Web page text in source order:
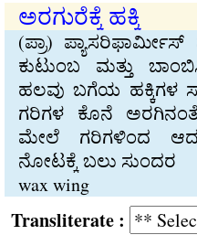
ಅರಗುರೆಕ್ಕೆ ಹಕ್ಕಿ
(ಪ್ರಾ)
ಕುಟುಂಬ ಮತ್ತು
ಹಲವು ಬಗೆಯ ಹಕ್ಕಿಗಳ
ಗರಿಗಳ ಕೊನೆ
ಮೇಲೆ ಗರಿಗಳಿಂದ ಆದ
ನೋಟಕ್ಕೆ ಬಲು ಸುಂದರ
wax wing
: